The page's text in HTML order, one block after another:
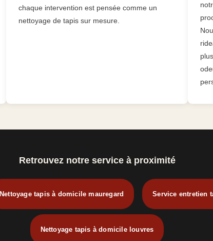
chaque intervention est pensée comme un
nettoyage de tapis sur mesure.
Retrouvez notre service à proximité
Nettoyage tapis à domicile mauregard Service entretien
Nettoyage tapis à domicile louvres